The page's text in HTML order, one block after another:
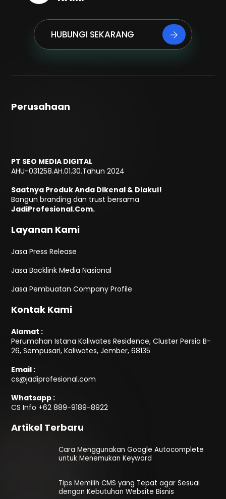
HUBUNGI SEKARANG
Perusahaan
PT SEO MEDIA DIGITAL
AHU-031258.AH.01.30.Tahun 2024
Saatnya Produk Anda Dikenal & Diakui!
Bangun branding dan trust bersama
JadiProfesional.Com.
Layanan Kami
Jasa Press Release
Jasa Backlink Media Nasional
Jasa Pembuatan Company Profile
Kontak Kami
Alamat :
Perumahan Istana Kaliwates Residence, Cluster Persia B-
26, Sempusari, Kaliwates, Jember, 68135
Email :
cs@jadiprofesional.com
Whatsapp :
CS Info +62 889-9189-8922
Artikel Terbaru
Cara Menggunakan Google Autocomplete
untuk Menemukan Keyword
Tips Memilih CMS yang Tepat agar Sesuai
dengan Kebutuhan Website Bisnis